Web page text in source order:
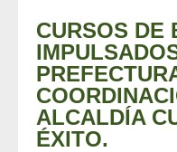
CURSOS DE
ALCALDÍA
ÉXITO.